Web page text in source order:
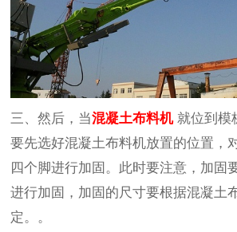
三、然后，当混凝土布料机 就位到模
要先选好混凝土布料机放置的位置，
四个脚进行加固。此时要注意，加固
进行加固，加固的尺寸要根据混凝土
定。。